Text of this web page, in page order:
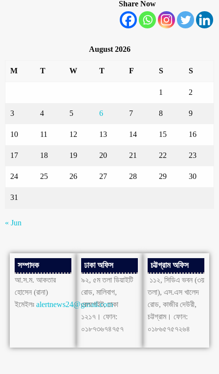
Share Now
August 2026
M T W T F S S
1 2
3 4 5 6 7 8 9
10 11 12 13 14 15 16
17 18 19 20 21 22 23
24 25 26 27 28 29 30
31
« Jun
সম্পাদক
আ.স.ম. আকতার
হোসেন (রানা)
ইমেইলঃ alertnews24@gmail.com
ঢাকা অফিস
৯২, ৫ম তলা ডিয়াইটি
রোড, মালিবাগ,
রেলগেইট, ঢাকা
১২১৭। ফোন:
০১৮৭৩৬৭৪৭৫৭
চট্টগ্রাম অফিস
১১২, সিডিএ ভবন (৩য়
তলা), এস.এস খালেদ
রোড, কাজীর দেউরী,
চট্টগ্রাম। ফোন:
০১৮৬৫৭৫৭২৬৪